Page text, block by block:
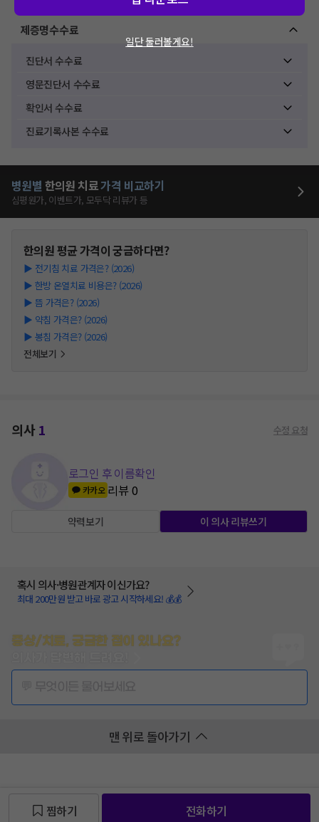
제증명수수료
진단서 수수료
영문진단서 수수료
확인서 수수료
진료기록사본 수수료
병원별 한의원 치료가격 비교하기
심평원가, 이벤트가, 모두닥 리뷰가 등
한의원평균 가격이 궁금하다면?
▶ 전기침 치료 가격은? (2026)
▶ 한방 온열치료 비용은? (2026)
▶ 뜸 가격은? (2026)
▶ 약침 가격은? (2026)
▶ 봉침 가격은? (2026)
전체보기
의사1 수정 요청
로그인 후 이름확인
카카오 리뷰0
약력보기 이 의사 리뷰쓰기
혹시 의사·병원관계자 이신가요?
최대 200만원 받고 바로 광고 시작하세요! 💰💰
증상/치료, 궁금한 점이 있나요?
맨 위로 돌아가기
찜하기 전화하기
일단 둘러볼게요!